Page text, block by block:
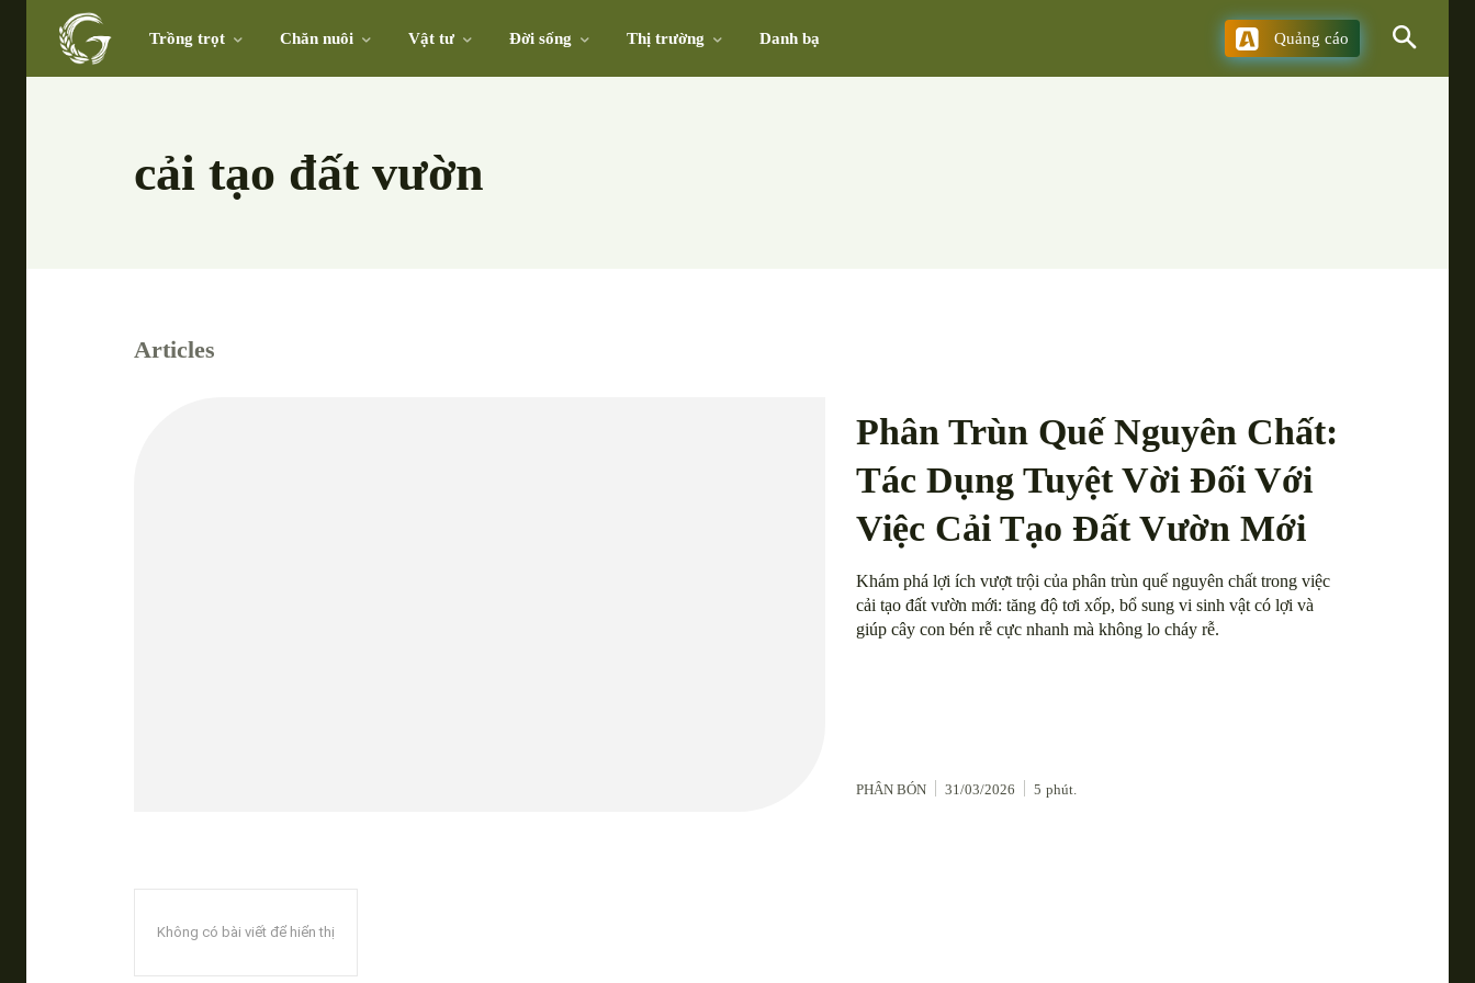
Trồng trọt Chăn nuôi Vật tư Đời sống Thị trường Danh bạ Quảng cáo
cải tạo đất vườn
Articles
Phân Trùn Quế Nguyên Chất:
Tác Dụng Tuyệt Vời Đối Với
Việc Cải Tạo Đất Vườn Mới
Khám phá lợi ích vượt trội của phân trùn quế nguyên chất trong việc
cải tạo đất vườn mới: tăng độ tơi xốp, bổ sung vi sinh vật có lợi và
giúp cây con bén rễ cực nhanh mà không lo cháy rễ.
PHÂN BÓN 31/03/2026 5 phút.
Không có bài viết để hiển thị